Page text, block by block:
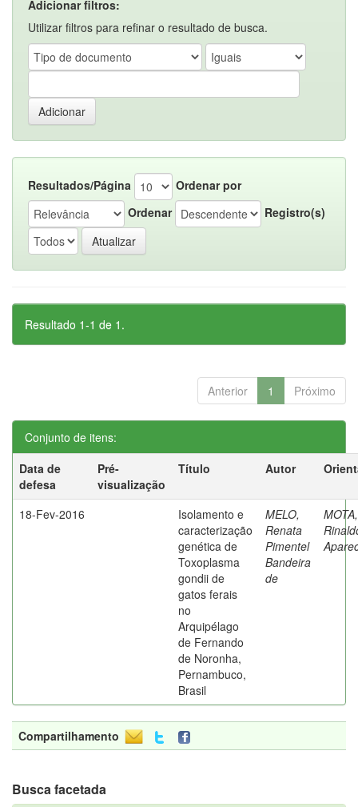
Adicionar filtros:
Utilizar filtros para refinar o resultado de busca.
Resultados/Página
Ordenar por
Ordenar
Registro(s)
Resultado 1-1 de 1.
Anterior 1 Próximo
Conjunto de itens:
Data de
defesa
Pré-
visualização
Título Autor
18-Fev-2016
Isolamento e
caracterização
genética de
Toxoplasma
gondii de
gatos ferais
no
Arquipélago
de Fernando
de Noronha,
Pernambuco,
Brasil
MELO,
Renata
Pimentel
Bandeira
de
MOTA,
Compartilhamento
Busca facetada